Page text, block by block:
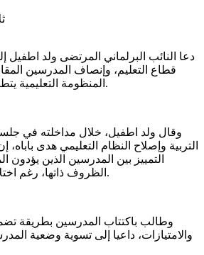
دعا النائب البرلماني المرتضى ولد اطفيل
قطاع التعليم، وإنصاف المدرسين
المنظومة التعليمية يتطلب معالجة هذه الملفات.
وقال ولد اطفيل، خلال مداخلته في
التربية وإصلاح النظام التعليمي هدى
التمييز بين المدرسين الذين يؤدون
الظروف ذاتها، رغم اختلاف حقوقهم وامتيازاتهم.
وطالب باكتتاب المدرسين بطريقة
والامتيازات، داعيا إلى تسوية وضعية